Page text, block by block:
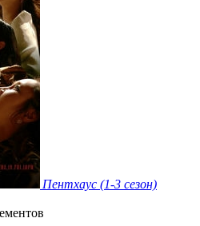
Пентхаус (1-3 сезон)